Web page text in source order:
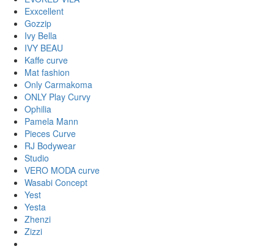
Exxcellent
Gozzip
Ivy Bella
IVY BEAU
Kaffe curve
Mat fashion
Only Carmakoma
ONLY Play Curvy
Ophilia
Pamela Mann
Pieces Curve
RJ Bodywear
Studio
VERO MODA curve
Wasabi Concept
Yest
Yesta
Zhenzi
Zizzi